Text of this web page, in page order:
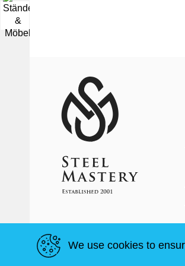
allgemeine
We use cookies to